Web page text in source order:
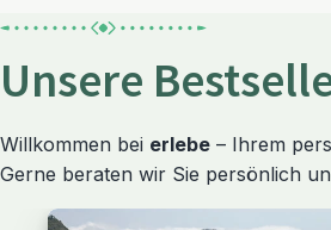
Unsere
Willkommen bei erlebe – Ihrem
Gerne beraten wir Sie persönlich